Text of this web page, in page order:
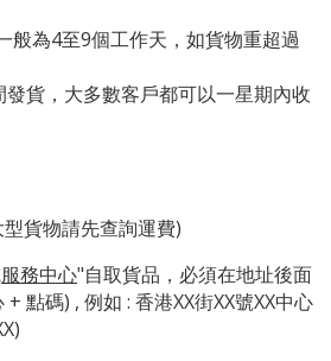
般為4至9個工作天，如貨物重超過
貨，大多數客戶都可以一星期內收
貨物請先查詢運費)
服務中心"自取貨品，必須在地址後面
點碼) , 例如 : 香港XX街XX號XX中心